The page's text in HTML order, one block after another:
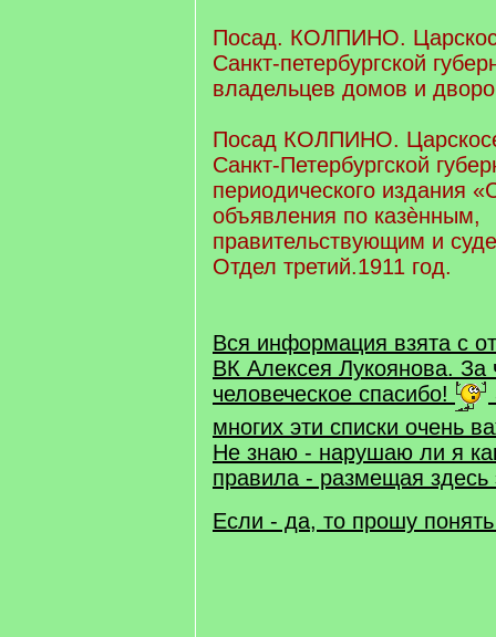
Посад. КОЛПИНО.
Санкт-петербургской
владельцев домов и
Посад КОЛПИНО.
Санкт-Петербургской
периодического издания
объявления по казѐнным,
правительствующим и
Отдел третий.1911 год.
Вся информация взята с
ВК Алексея Лукоянова. За
человеческое спасибо!
многих эти списки очень
Не знаю - нарушаю ли я
правила - размещая
Если - да, то прошу